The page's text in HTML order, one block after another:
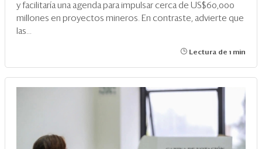
y facilitaría una agenda para impulsar cerca de US$60,000
millones en proyectos mineros. En contraste, advierte que
las...
Lectura de 1 min